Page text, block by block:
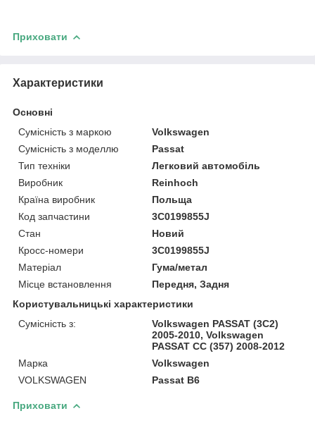
Приховати
Характеристики
Основні
Сумісність з маркою
Volkswagen
Сумісність з моделлю
Passat
Тип техніки
Легковий автомобіль
Виробник
Reinhoch
Країна виробник
Польща
Код запчастини
3C0199855J
Стан
Новий
Кросс-номери
3C0199855J
Матеріал
Гума/метал
Місце встановлення
Передня, Задня
Користувальницькі характеристики
Сумісність з:
Volkswagen PASSAT (3C2)
2005-2010, Volkswagen
PASSAT CC (357) 2008-2012
Марка
Volkswagen
VOLKSWAGEN
Passat B6
Приховати